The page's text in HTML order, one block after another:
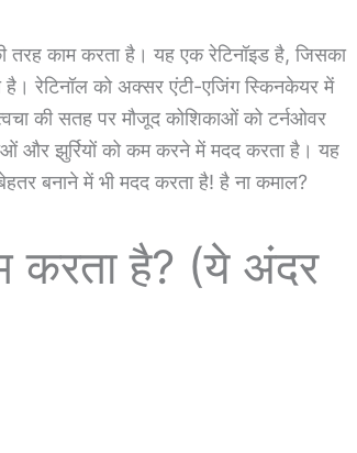
तरह काम करता है। यह एक रेटिनॉइड है, जिसका
है। रेटिनॉल को अक्सर एंटी-एजिंग स्किनकेयर में
की सतह पर मौजूद कोशिकाओं को टर्नओवर
और झुर्रियों को कम करने में मदद करता है। यह
बनाने में भी मदद करता है! है ना कमाल?
करता है? (ये अंदर